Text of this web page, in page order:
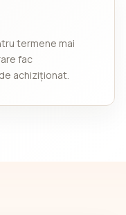
termene mai
fac
achiziționat.